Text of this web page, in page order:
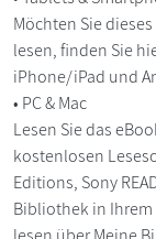
Möchten Sie
lesen, finden Sie
iPhone/iPad und
• PC & Mac
Lesen Sie das
kostenlosen
Editions, Sony
Bibliothek in Ihrem